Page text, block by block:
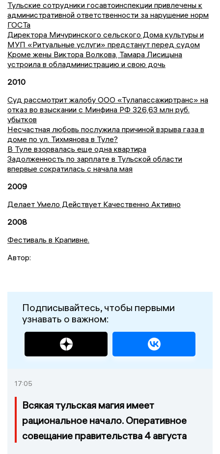
Тульские сотрудники госавтоинспекции привлечены к
административной ответственности за нарушение норм
ГОСТа
Директора Мичуринского сельского Дома культуры и
МУП «Ритуальные услуги» предстанут перед судом
Кроме жены Виктора Волкова, Тамара Лисицына
устроила в обладминистрацию и свою дочь
2010
Суд рассмотрит жалобу ООО «Тулапассажиртранс» на
отказ во взыскании с Минфина РФ 326,63 млн руб.
убытков
Несчастная любовь послужила причиной взрыва газа в
доме по ул. Тихмянова в Туле?
В Туле взорвалась еще одна квартира
Задолженность по зарплате в Тульской области
впервые сократилась с начала мая
2009
Делает Умело Действует Качественно Активно
2008
Фестиваль в Крапивне.
Автор:
Подписывайтесь, чтобы первыми
узнавать о важном:
17:05
Всякая тульская магия имеет
рациональное начало. Оперативное
совещание правительства 4 августа